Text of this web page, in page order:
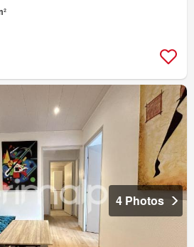
4 Photos